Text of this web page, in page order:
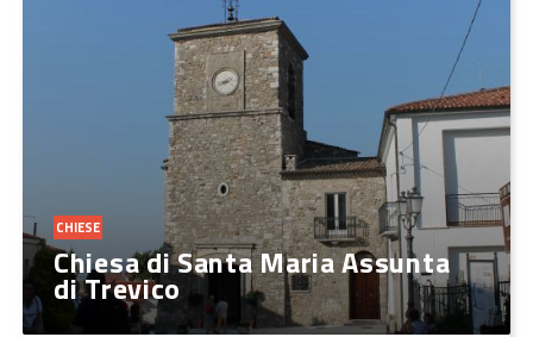
CHIESE
Chiesa di Santa Maria Assunta
di Trevico